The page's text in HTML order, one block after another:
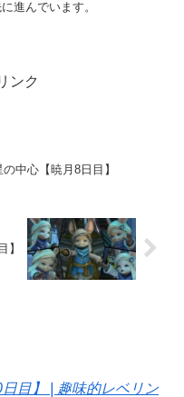
進んでいます。
ンク
の中心【暁月8日目】
】
目】 | 趣味的レベリン